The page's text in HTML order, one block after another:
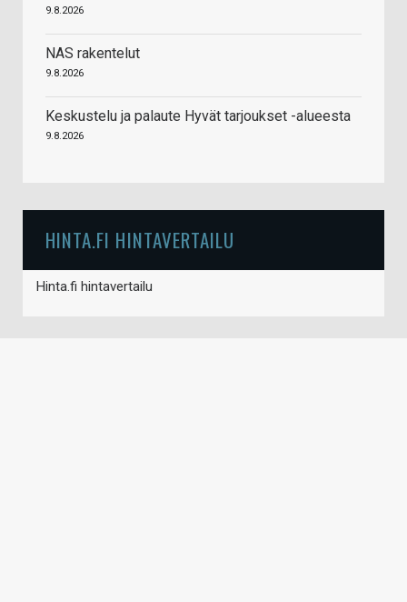
9.8.2026
NAS rakentelut
9.8.2026
Keskustelu ja palaute Hyvät tarjoukset -alueesta
9.8.2026
HINTA.FI HINTAVERTAILU
Hinta.fi hintavertailu